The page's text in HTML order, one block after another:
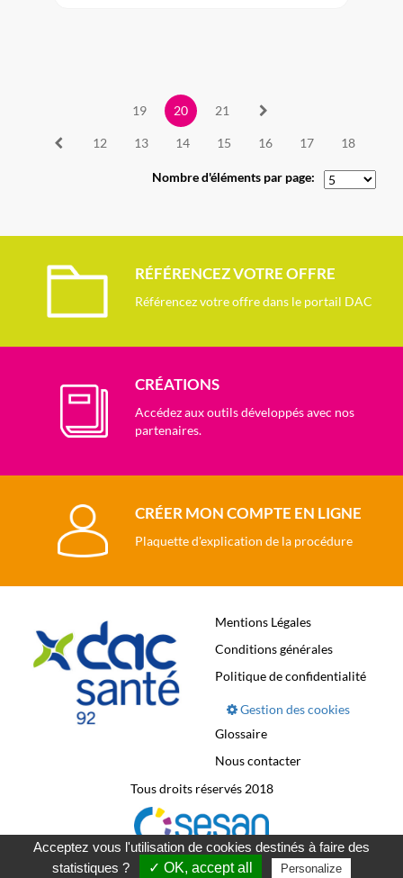
Nombre d'éléments par page:
12 13 14 15 16 17 18
19 20 21
RÉFÉRENCEZ VOTRE OFFRE
Référencez votre offre dans le portail DAC
CRÉATIONS
Accédez aux outils développés avec nos
partenaires.
CRÉER MON COMPTE EN LIGNE
Plaquette d'explication de la procédure
Mentions Légales
Conditions générales
Politique de confidentialité
Gestion des cookies
Glossaire
Nous contacter
Tous droits réservés 2018
Acceptez vous l'utilisation de cookies destinés à faire des
statistiques ?
✓ OK, accept all Personalize